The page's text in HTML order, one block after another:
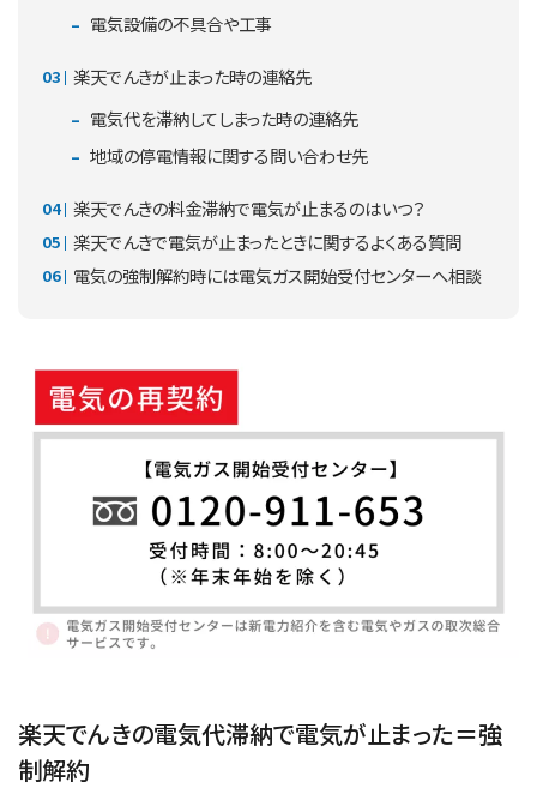
電気設備の不具合や工事
楽天でんきが止まった時の連絡先
電気代を滞納してしまった時の連絡先
地域の停電情報に関する問い合わせ先
楽天でんきの料金滞納で電気が止まるのはいつ？
楽天でんきで電気が止まったときに関するよくある質問
電気の強制解約時には電気ガス開始受付センターへ相談
楽天でんきの電気代滞納で電気が止まった＝強
制解約